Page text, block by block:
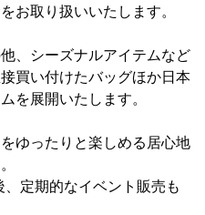
お取り扱いいたします。
、シーズナルアイテムなど
買い付けたバッグほか日本
を展開いたします。
ゆったりと楽しめる居心地
定期的なイベント販売も